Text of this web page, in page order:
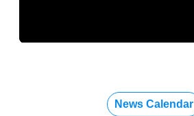
News Calendar